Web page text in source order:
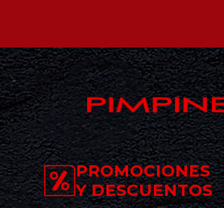
PROMOCIONES
Y DESCUENTOS